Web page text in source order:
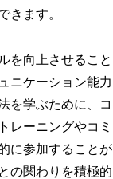
きます。
を向上させること
ニケーション能力
を学ぶために、コ
レーニングやコミ
に参加することが
の関わりを積極的